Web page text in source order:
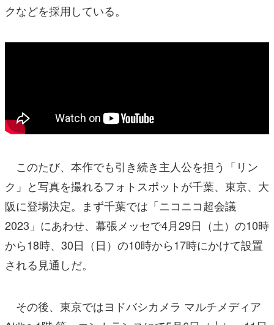
クなどを採用している。
このたび、本作でも引き続き主人公を担う「リン
ク」と写真を撮れるフォトスポットが千葉、東京、大
阪に登場決定。まず千葉では「ニコニコ超会議
2023」にあわせ、幕張メッセで4月29日（土）の10時
から18時、30日（日）の10時から17時にかけて設置
される見通しだ。
その後、東京ではヨドバシカメラ マルチメディア